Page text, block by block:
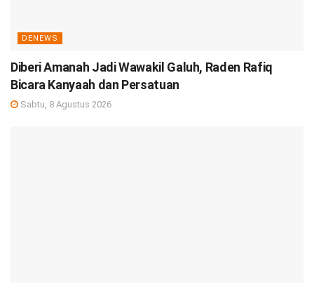
DENEWS
Diberi Amanah Jadi Wawakil Galuh, Raden Rafiq
Bicara Kanyaah dan Persatuan
Sabtu, 8 Agustus 2026